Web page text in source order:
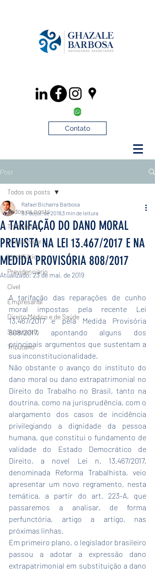
Contato
Post
Todos os posts
Trabalhista
Consumidor
Imobiliário
Previdenciário
Cível
Empresarial
Direito Médico e de Saúde
Sucessório
Tributário
Todos os posts
A TARIFAÇÃO DO DANO MORAL
PREVISTA NA LEI 13.467/2017 E NA
MEDIDA PROVISÓRIA 808/2017
Rafael Bicharra Barbosa
30 de jul. de 20183 min de leitura
Atualizado:23 de mai. de 2019
A tarifação das reparações de cunho
moral impostas pela recente Lei
13.467/2017 e pela Medida Provisória
808/2017, apontando alguns dos
principais argumentos que sustentam a
sua inconstitucionalidade.
Não obstante o avanço do instituto do
dano moral ou dano extrapatrimonial no
Direito do Trabalho no Brasil, tanto na
doutrina, como na jurisprudência, com o
alargamento dos casos de incidência
privilegiando a dignidade da pessoa
humana, que constitui o fundamento de
validade do Estado Democrático de
Direito, a novel Lei n. 13.467/2017,
denominada Reforma Trabalhista, veio
apresentar um novo regramento, nesta
temática, a partir do art. 223-A, que
passaremos a analisar, de forma
perfunctória, artigo a artigo, nas
próximas linhas.
Em primeiro plano, o legislador brasileiro
passou a adotar a expressão dano
extrapatrimonial em substituição a dano